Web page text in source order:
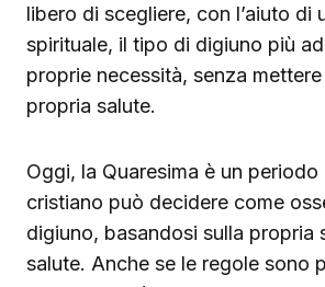
libero di scegliere, con l’aiuto di
spirituale, il tipo di digiuno più
proprie necessità, senza
propria salute.
Oggi, la Quaresima è un periodo
cristiano può decidere come
digiuno, basandosi sulla propria
salute. Anche se le regole sono